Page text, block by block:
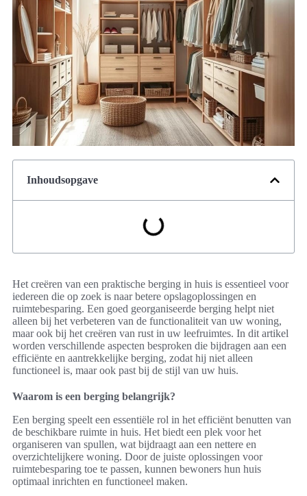
Inhoudsopgave
Het creëren van een praktische berging in huis is essentieel voor
iedereen die op zoek is naar betere opslagoplossingen en
ruimtebesparing. Een goed georganiseerde berging helpt niet
alleen bij het verbeteren van de functionaliteit van uw woning,
maar ook bij het creëren van rust in uw leefruimtes. In dit artikel
worden verschillende aspecten besproken die bijdragen aan een
efficiënte en aantrekkelijke berging, zodat hij niet alleen
functioneel is, maar ook past bij de stijl van uw huis.
Waarom is een berging belangrijk?
Een berging speelt een essentiële rol in het efficiënt benutten van
de beschikbare ruimte in huis. Het biedt een plek voor het
organiseren van spullen, wat bijdraagt aan een nettere en
overzichtelijkere woning. Door de juiste oplossingen voor
ruimtebesparing toe te passen, kunnen bewoners hun huis
optimaal inrichten en functioneel maken.